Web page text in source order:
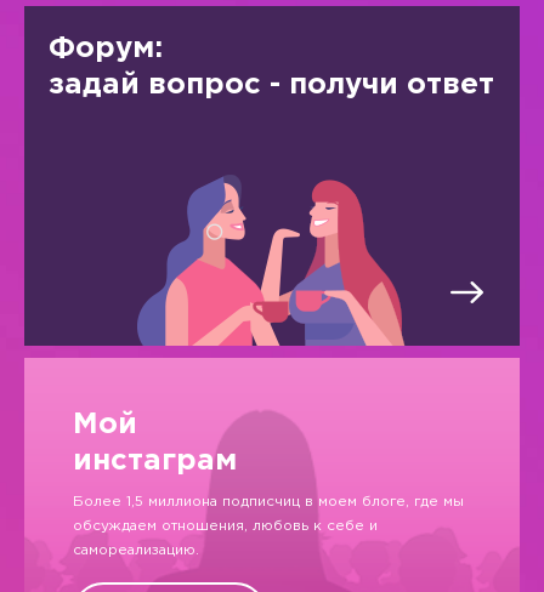
Форум:
задай вопрос - получи ответ
Мой
инстаграм
Более 1,5 миллиона подписчиц в моем блоге, где мы
обсуждаем отношения, любовь к себе и
самореализацию.